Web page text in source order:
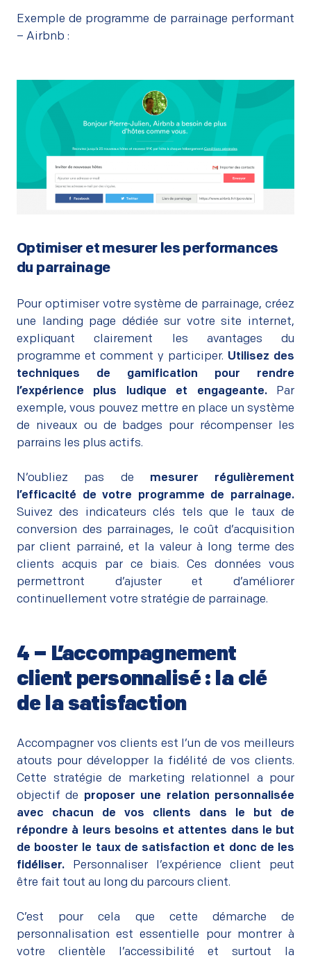
Exemple de programme de parrainage performant
– Airbnb :
Optimiser et mesurer les performances
du parrainage
Pour optimiser votre système de parrainage, créez
une landing page dédiée sur votre site internet,
expliquant clairement les avantages du
programme et comment y participer. Utilisez des
techniques de gamification pour rendre
l’expérience plus ludique et engageante.Par
exemple, vous pouvez mettre en place un système
de niveaux ou de badges pour récompenser les
parrains les plus actifs.
N’oubliez pas de mesurer régulièrement
l’efficacité de votre programme de parrainage.
Suivez des indicateurs clés tels que le taux de
conversion des parrainages, le coût d’acquisition
par client parrainé, et la valeur à long terme des
clients acquis par ce biais. Ces données vous
permettront d’ajuster et d’améliorer
continuellement votre stratégie de parrainage.
4 – L’accompagnement
client personnalisé : la clé
de la satisfaction
Accompagner vos clients est l’un de vos meilleurs
atouts pour développer la fidélité de vos clients.
Cette stratégie de marketing relationnel a pour
objectif de proposer une relation personnalisée
avec chacun de vos clients dans le but de
répondre à leurs besoins et attentes dans le but
de booster le taux de satisfaction et donc de les
fidéliser.
Personnaliser l’expérience client peut
être fait tout au long du parcours client.
C’est pour cela que cette démarche de
personnalisation est essentielle pour montrer à
votre clientèle l’accessibilité et surtout la